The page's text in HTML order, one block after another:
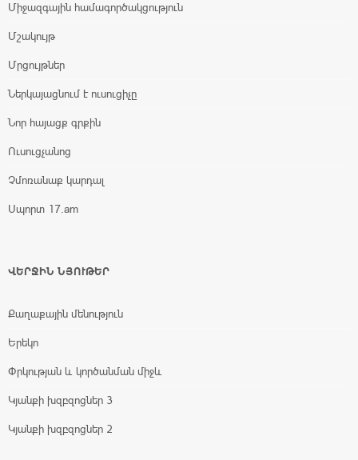
Միջազգային համագործակցություն
Մշակույթ
Մրցույթներ
Ներկայացնում է ուսուցիչը
Նոր հայացք գրքին
Ուսուցչանոց
Չմոռանաք կարդալ
Սպորտ 17.am
ՎԵՐՋԻՆ ՆՅՈՒԹԵՐ
Քաղաքային մենություն
Երեկո
Փրկության և կործանման միջև
Կյանքի խզբզոցներ 3
Կյանքի խզբզոցներ 2